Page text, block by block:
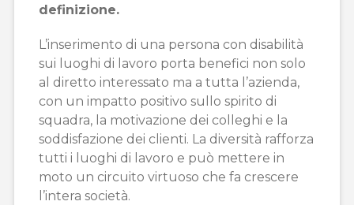
definizione.
L’inserimento di una persona con disabilità
sui luoghi di lavoro porta benefici non solo
al diretto interessato ma a tutta l’azienda,
con un impatto positivo sullo spirito di
squadra, la motivazione dei colleghi e la
soddisfazione dei clienti. La diversità rafforza
tutti i luoghi di lavoro e può mettere in
moto un circuito virtuoso che fa crescere
l’intera società.